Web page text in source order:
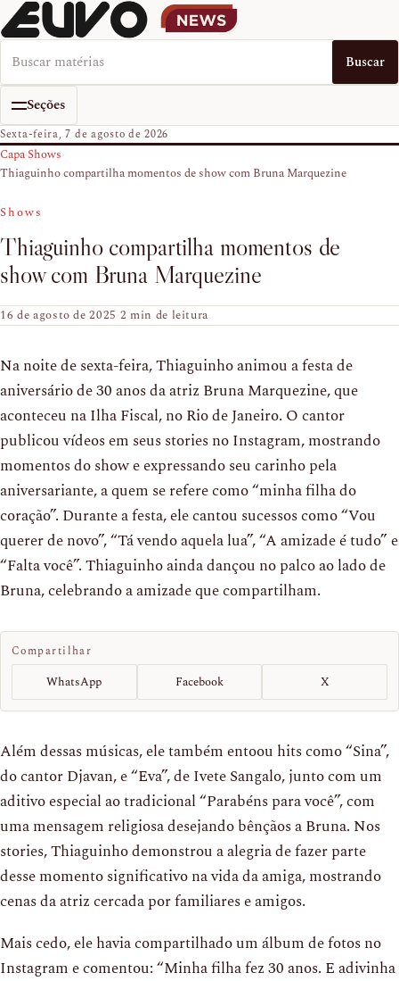
Buscar no EUVO News Buscar
Seções
Sexta-feira, 7 de agosto de 2026
Capa›Shows›
Thiaguinho compartilha momentos de show com Bruna Marquezine
Shows
Thiaguinho compartilha momentos de
show com Bruna Marquezine
16 de agosto de 2025·2 min de leitura
Na noite de sexta-feira, Thiaguinho animou a festa de
aniversário de 30 anos da atriz Bruna Marquezine, que
aconteceu na Ilha Fiscal, no Rio de Janeiro. O cantor
publicou vídeos em seus stories no Instagram, mostrando
momentos do show e expressando seu carinho pela
aniversariante, a quem se refere como “minha filha do
coração”. Durante a festa, ele cantou sucessos como “Vou
querer de novo”, “Tá vendo aquela lua”, “A amizade é tudo” e
“Falta você”. Thiaguinho ainda dançou no palco ao lado de
Bruna, celebrando a amizade que compartilham.
Compartilhar
WhatsApp Facebook X
Além dessas músicas, ele também entoou hits como “Sina”,
do cantor Djavan, e “Eva”, de Ivete Sangalo, junto com um
aditivo especial ao tradicional “Parabéns para você”, com
uma mensagem religiosa desejando bênçãos a Bruna. Nos
stories, Thiaguinho demonstrou a alegria de fazer parte
desse momento significativo na vida da amiga, mostrando
cenas da atriz cercada por familiares e amigos.
Mais cedo, ele havia compartilhado um álbum de fotos no
Instagram e comentou: “Minha filha fez 30 anos. E adivinha